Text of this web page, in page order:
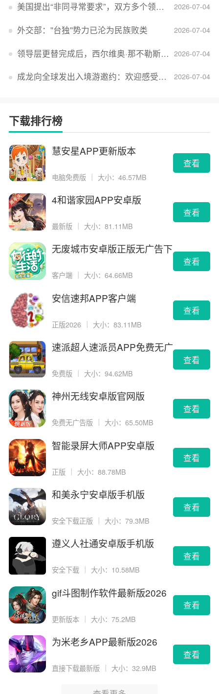
2026-07-04
美国提出“非同寻常要求”，双方多个领域分歧依旧，印美贸易谈判进入“关键阶段”
2026-07-04
外交部：''台独''势力已沦为民族败类
2026-07-04
领导层更替完成后，西尔维奥·那不勒斯出任Lucid首席执行官
2026-07-04
成龙向全球发出入境游邀约：欢迎感受无滤镜的真实中国
下载排行榜
慧安星APP更新版本
电脑免费版 ｜ 大小：46.57MB
查看
4和谐家园APP安卓版
最新版 大小：81.11MB
查看
无废城市安卓版正版无广告下
客户端 大小：64.66MB
查看
安信速邦APP客户端
正版2026 ｜ 大小：83.11MB
查看
速派超人速派员APP免费无广
免费版 大小：94.62MB
查看
神州无线安卓版官网版
免费无广告版 大小：65.50MB
查看
智能录屏大师APP安卓版
正版 ｜ 大小：88.78MB
查看
和美永宁安卓版手机版
安全下载正版 大小：79.3MB
查看
遵义人社通安卓版手机版
安全下载 大小：10.58MB
查看
gif斗图制作软件最新版2026
更新版本 ｜ 大小：75.2MB
查看
为米老乡APP最新版2026
直接下载最新版 大小：32.9MB
查看